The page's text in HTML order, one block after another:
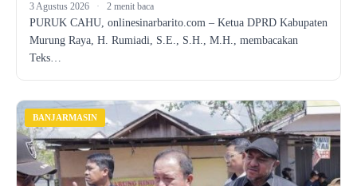
3 Agustus 2026 · 2 menit baca
PURUK CAHU, onlinesinarbarito.com – Ketua DPRD Kabupaten
Murung Raya, H. Rumiadi, S.E., S.H., M.H., membacakan
Teks…
BANJARMASIN